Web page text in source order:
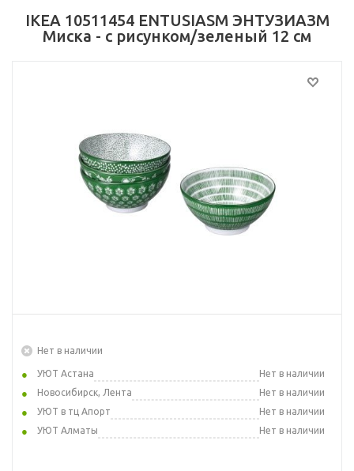
IKEA 10511454 ENTUSIASM ЭНТУЗИАЗМ
Миска - с рисунком/зеленый 12 см
Нет в наличии
УЮТ Астана
Нет в наличии
Новосибирск, Лента
Нет в наличии
УЮТ в тц Апорт
Нет в наличии
УЮТ Алматы
Нет в наличии